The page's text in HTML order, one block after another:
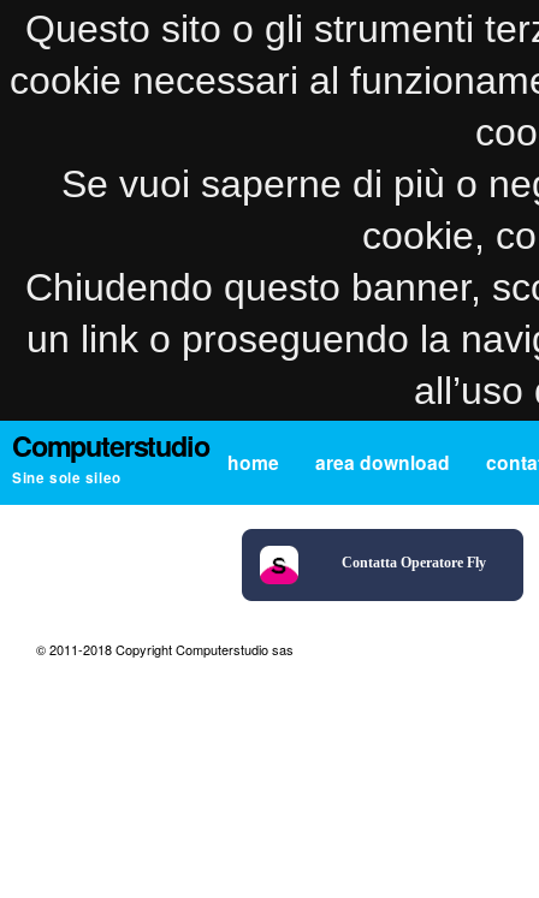
Questo sito o gli strumenti
cookie necessari al
Se vuoi saperne di più o
cookie,
Chiudendo questo banner,
un link o proseguendo la
Computerstudio
Sine sole sileo
home area download
Contatta Operatore Fly
© 2011-2018 Copyright Computerstudio sas